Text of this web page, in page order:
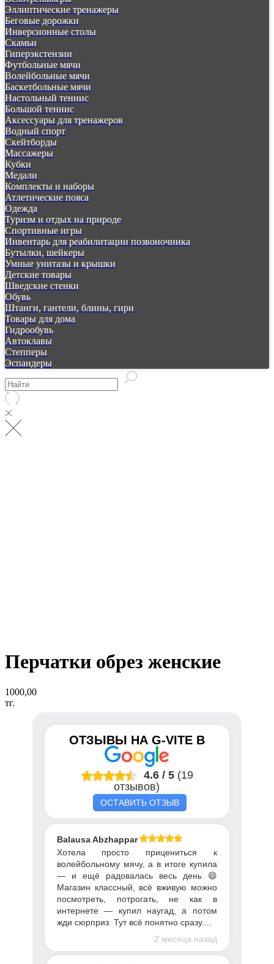
Эллиптические тренажеры
Беговые дорожки
Инверсионные столы
Скамьи
Гиперэкстензии
Футбольные мячи
Волейбольные мячи
Баскетбольные мячи
Настольный теннис
Большой теннис
Аксессуары для тренажеров
Водный спорт
Скейтборды
Массажеры
Кубки
Медали
Комплекты и наборы
Атлетические пояса
Одежда
Туризм и отдых на природе
Спортивные игры
Инвентарь для реабилитации позвоночника
Бутылки, шейкеры
Умные унитазы и крышки
Детские товары
Шведские стенки
Обувь
Штанги, гантели, блины, гири
Товары для дома
Гидрообувь
Автоклавы
Степперы
Эспандеры
Перчатки обрез женские
1000,00
тг.
ОТЗЫВЫ НА G-VITEВ
4.6/ 5 (19
отзывов)
ОСТАВИТЬ ОТЗЫВ
Balausa Abzhapparova
Хотела просто прицениться к
волейбольному мячу, а в итоге купила
— и ещё радовалась весь день 😄
Магазин классный, всё вживую можно
посмотреть, потрогать, не как в
интернете — купил наугад, а потом
жди сюрприз. Тут всё понятно сразу....
2 месяца назад